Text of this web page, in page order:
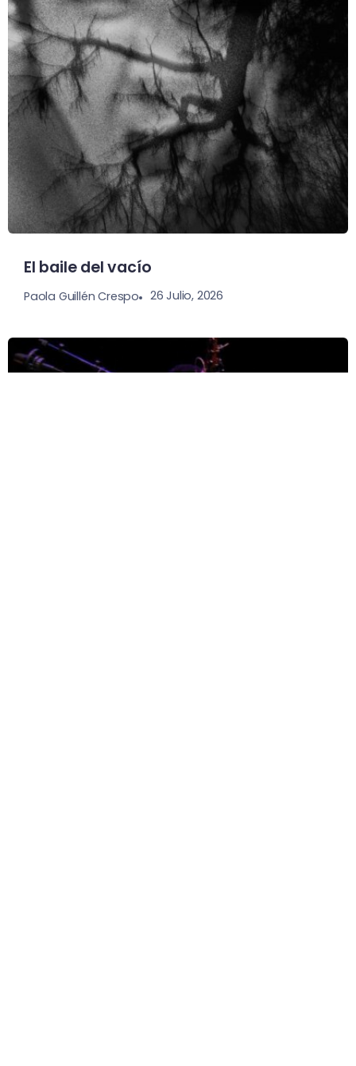
El baile del vacío
Paola Guillén Crespo 26 Julio, 2026